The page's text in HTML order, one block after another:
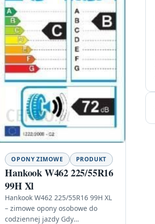
OPONY ZIMOWE PRODUKT
Hankook W462 225/55R16
99H Xl
Hankook W462 225/55R16 99H XL
– zimowe opony osobowe do
codziennej jazdy Gdy